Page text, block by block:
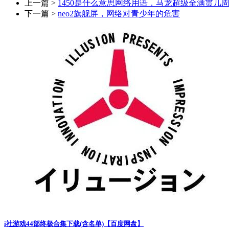
上一篇 > 1450是什么意思网络用语，马龙超级全满贯几
下一篇 > neo2旗舰屏，网络对青少年的危害
i社游戏44部终极合集下载(含名单)【百度网盘】